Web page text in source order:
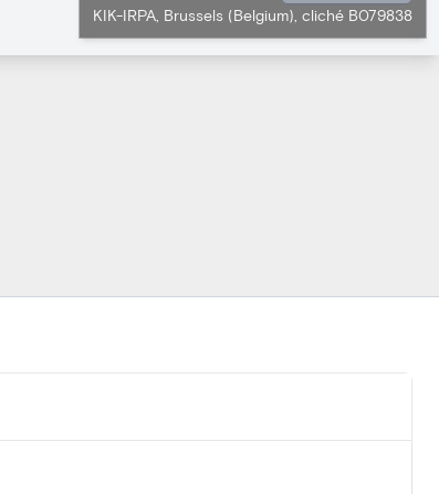
KIK-IRPA, Brussels (Belgium), cliché B079838